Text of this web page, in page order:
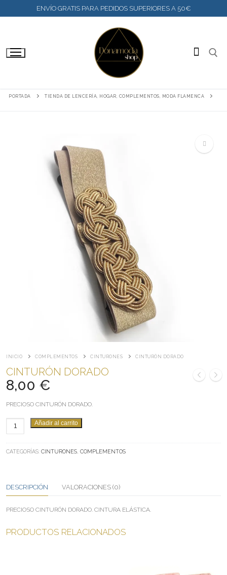
ENVÍO GRATIS PARA PEDIDOS SUPERIORES A 50€
PORTADA TIENDA DE LENCERÍA, HOGAR, COMPLEMENTOS, MODA FLAMENCA
INICIO COMPLEMENTOS CINTURONES CINTURÓN DORADO
CINTURÓN DORADO
8,00 €
PRECIOSO CINTURÓN DORADO.
CINTURÓN
DORADO
Añadir al carrito
CATEGORÍAS: CINTURONES COMPLEMENTOS
DESCRIPCIÓN VALORACIONES (0)
PRECIOSO CINTURÓN DORADO. CINTURA ELÁSTICA.
PRODUCTOS RELACIONADOS